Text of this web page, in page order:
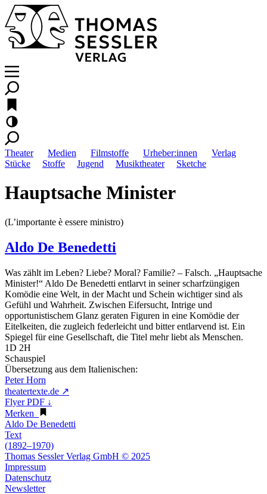
Theater Medien Filmstoffe Urheber:innen
Verlag
Stücke
Stoffe Jugend Musiktheater Sketche
Hauptsache Minister
(L’importante è essere ministro)
Aldo De Benedetti
Was zählt im Leben? Liebe? Moral? Familie? – Falsch. „Hauptsache
Minister!“ Aldo De Benedetti entlarvt in seiner scharfzüngigen
Komödie eine Welt, in der Macht und Schein wichtiger sind als
Gefühl und Wahrheit. Zwischen Eifersucht, Intrige und
opportunistischem Glanz geraten Figuren in eine Komödie der
Eitelkeiten, die zugleich federleicht und bitter entlarvend ist. Ein
Spiegel für eine Gesellschaft, die Titel mehr liebt als Menschen.
1D 2H
Schauspiel
Übersetzung aus dem Italienischen:
Peter Horn
theatertexte.de ↗
Flyer PDF ↓
Merken
Aldo De Benedetti
Text
(1892–1970)
Thomas Sessler Verlag GmbH © 2025
Impressum
Datenschutz
Newsletter